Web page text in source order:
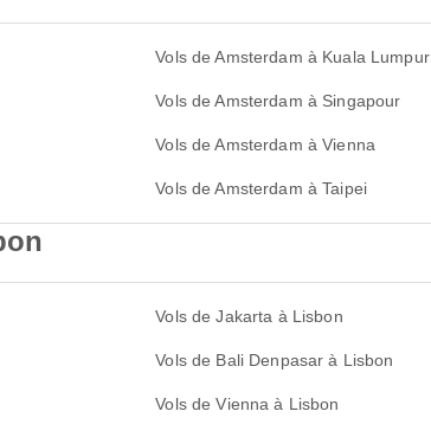
Vols de Amsterdam à Kuala Lumpur
Vols de Amsterdam à Singapour
Vols de Amsterdam à Vienna
Vols de Amsterdam à Taipei
Vols de Jakarta à Lisbon
Vols de Bali Denpasar à Lisbon
Vols de Vienna à Lisbon